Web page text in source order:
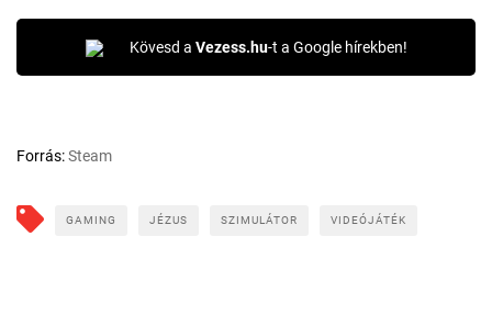
Kövesd a Vezess.hu-t a Google hírekben!
Forrás:Steam
GAMING JÉZUS SZIMULÁTOR VIDEÓJÁTÉK